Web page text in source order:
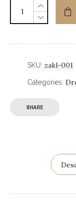
SKU: zakl-001
Categories:
SHARE